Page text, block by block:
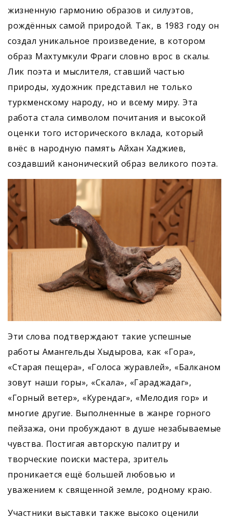
жизненную гармонию образов и силуэтов,
рождённых самой природой. Так, в 1983 году он
создал уникальное произведение, в котором
образ Махтумкули Фраги словно врос в скалы.
Лик поэта и мыслителя, ставший частью
природы, художник представил не только
туркменскому народу, но и всему миру. Эта
работа стала символом почитания и высокой
оценки того исторического вклада, который
внёс в народную память Айхан Хаджиев,
создавший канонический образ великого поэта.
Эти слова подтверждают такие успешные
работы Амангельды Хыдырова, как «Гора»,
«Старая пещера», «Голоса журавлей», «Балканом
зовут наши горы», «Скала», «Гараджадаг»,
«Горный ветер», «Курендаг», «Мелодия гор» и
многие другие. Выполненные в жанре горного
пейзажа, они пробуждают в душе незабываемые
чувства. Постигая авторскую палитру и
творческие поиски мастера, зритель
проникается ещё большей любовью и
уважением к священной земле, родному краю.
Участники выставки также высоко оценили